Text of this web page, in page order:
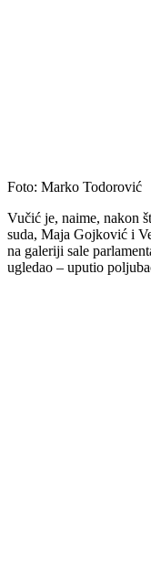
Foto: Marko Todorović
Vučić je, naime, nakon
suda, Maja Gojković i
na galeriji sale
ugledao – uputio